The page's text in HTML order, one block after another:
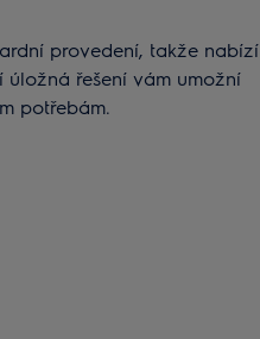
provedení, takže nabízí
řešení vám umožní
potřebám.